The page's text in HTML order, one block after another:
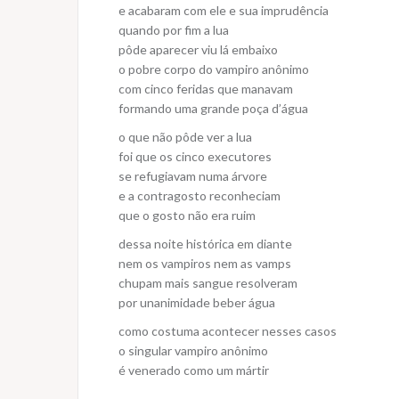
e acabaram com ele e sua imprudência
quando por fim a lua
pôde aparecer viu lá embaixo
o pobre corpo do vampiro anônimo
com cinco feridas que manavam
formando uma grande poça d’água
o que não pôde ver a lua
foi que os cinco executores
se refugiavam numa árvore
e a contragosto reconheciam
que o gosto não era ruim
dessa noite histórica em diante
nem os vampiros nem as vamps
chupam mais sangue resolveram
por unanimidade beber água
como costuma acontecer nesses casos
o singular vampiro anônimo
é venerado como um mártir